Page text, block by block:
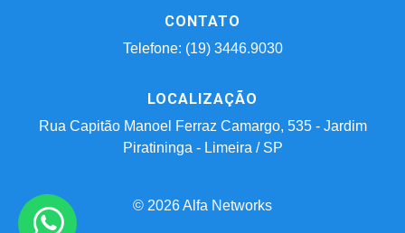
CONTATO
Telefone: (19) 3446.9030
LOCALIZAÇÃO
Rua Capitão Manoel Ferraz Camargo, 535 - Jardim
Piratininga - Limeira / SP
© 2026 Alfa Networks